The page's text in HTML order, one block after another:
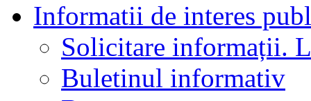
Informatii de interes
Solicitare informații.
Buletinul informativ